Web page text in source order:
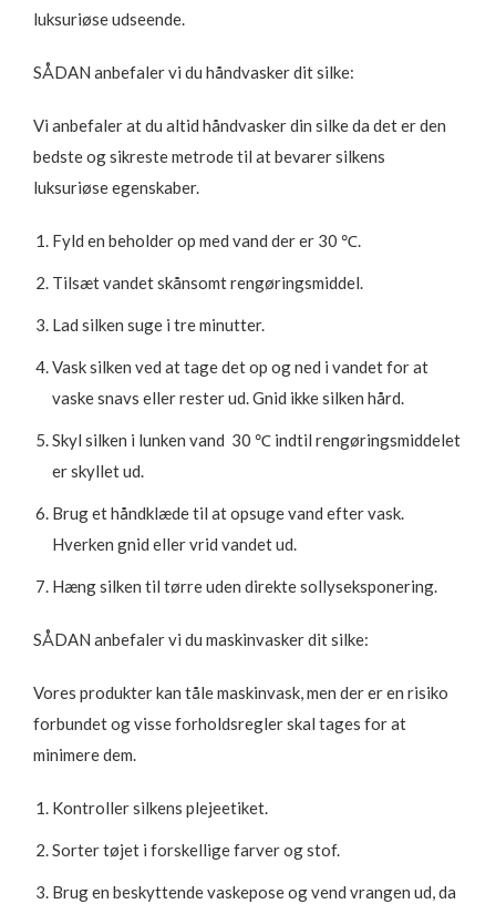
luksuriøse udseende.
SÅDAN anbefaler vi du håndvasker dit silke:
Vi anbefaler at du altid håndvasker din silke da det er den
bedste og sikreste metrode til at bevarer silkens
luksuriøse egenskaber.
Fyld en beholder op med vand der er 30 ℃.
Tilsæt vandet skånsomt rengøringsmiddel.
Lad silken suge i tre minutter.
Vask silken ved at tage det op og ned i vandet for at
vaske snavs eller rester ud. Gnid ikke silken hård.
Skyl silken i lunken vand 30 ℃ indtil rengøringsmiddelet
er skyllet ud.
Brug et håndklæde til at opsuge vand efter vask.
Hverken gnid eller vrid vandet ud.
Hæng silken til tørre uden direkte sollyseksponering.
SÅDAN anbefaler vi du maskinvasker dit silke:
Vores produkter kan tåle maskinvask, men der er en risiko
forbundet og visse forholdsregler skal tages for at
minimere dem.
Kontroller silkens plejeetiket.
Sorter tøjet i forskellige farver og stof.
Brug en beskyttende vaskepose og vend vrangen ud, da